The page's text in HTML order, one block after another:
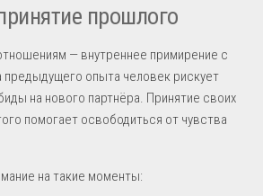
прошлого
— внутреннее примирение с
опыта человек рискует
на нового партнёра. Принятие своих
помогает освободиться от чувства
на такие моменты: